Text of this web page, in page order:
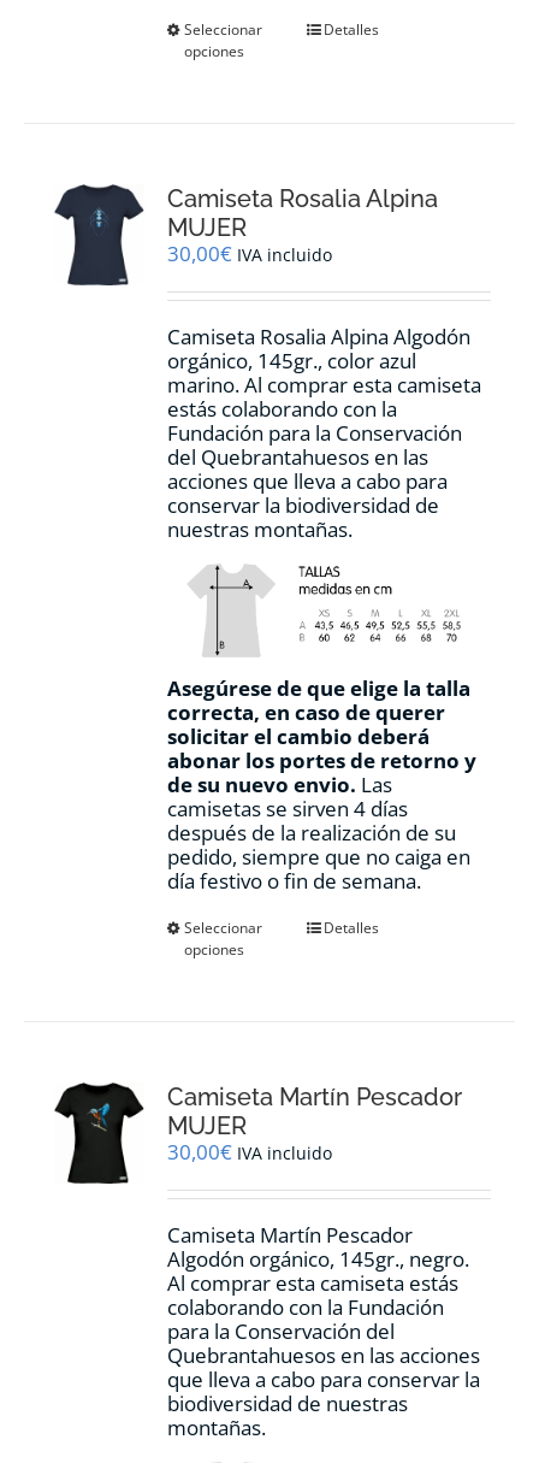
Seleccionar
opciones
Este
se
elegir
la
de
producto
Detalles
Camiseta Rosalia Alpina
MUJER
30,00€ IVA incluido
Camiseta Rosalia Alpina Algodón
orgánico, 145gr., color azul
marino. Al comprar esta camiseta
estás colaborando con la
Fundación para la Conservación
del Quebrantahuesos en las
acciones que lleva a cabo para
conservar la biodiversidad de
nuestras montañas.
Asegúrese de que elige la talla
correcta, en caso de querer
solicitar el cambio deberá
abonar los portes de retorno y
de su nuevo envio. Las
camisetas se sirven 4 días
después de la realización de su
pedido, siempre que no caiga en
día festivo o fin de semana.
Seleccionar
opciones
Este
se
elegir
la
de
producto
Detalles
Camiseta Martín Pescador
MUJER
30,00€ IVA incluido
Camiseta Martín Pescador
Algodón orgánico, 145gr., negro.
Al comprar esta camiseta estás
colaborando con la Fundación
para la Conservación del
Quebrantahuesos en las acciones
que lleva a cabo para conservar la
biodiversidad de nuestras
montañas.